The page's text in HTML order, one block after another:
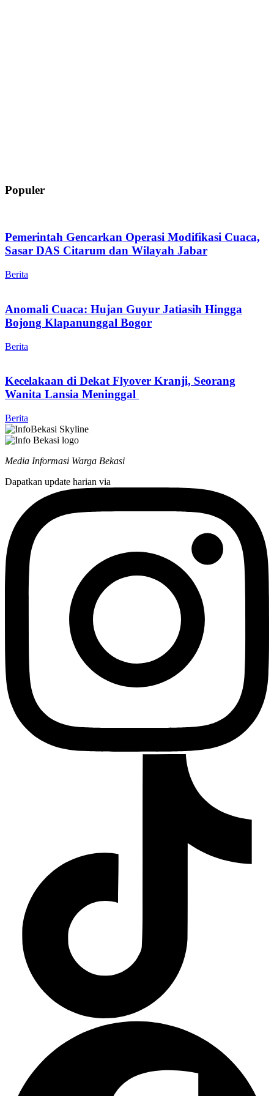
Populer
Pemerintah Gencarkan Operasi Modifikasi Cuaca,
Sasar DAS Citarum dan Wilayah Jabar
Berita
Anomali Cuaca: Hujan Guyur Jatiasih Hingga
Bojong Klapanunggal Bogor
Berita
Kecelakaan di Dekat Flyover Kranji, Seorang
Wanita Lansia Meninggal
Berita
Media Informasi Warga Bekasi
Dapatkan update harian via